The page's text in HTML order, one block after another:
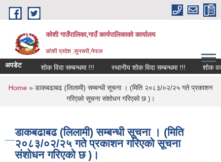
Skip to main content
कोशी गाउँपालिका,गाउँ कार्यपालिकाको कार्यालय
काेशी प्रदेश ,सुनसरी,नेपाल
अपडेट शोक विदा सम्बन्धमा !!! स्थानीय शोक विदा सम्बन्धमा !!! शोक
You are here
Home » डाकबढाबढ (लिलामी) सम्बन्धी सूचना । (मिति २०८३/०२/२५ गते प्रकाशन
गरिएको सूचना संशोधन गरिएको छ )।
डाकबढाबढ (लिलामी) सम्बन्धी सूचना । (मिति
२०८३/०२/२५ गते प्रकाशन गरिएको सूचना
संशोधन गरिएको छ )।